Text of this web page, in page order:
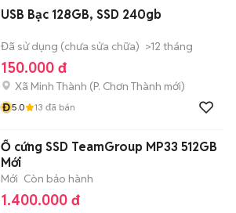
USB Bạc 128GB, SSD 240gb
Đã sử dụng (chưa sửa chữa) >12 tháng
150.000 đ
Xã Minh Thành (P. Chơn Thành mới)
Đ5.0 13 đã bán
Ổ cứng SSD TeamGroup MP33 512GB
Mới
Mới Còn bảo hành
1.400.000 đ